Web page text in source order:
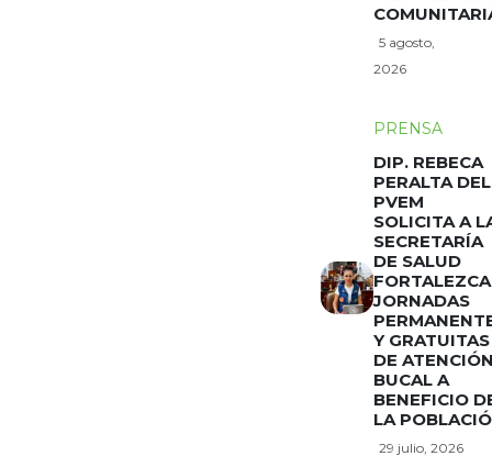
5 agosto,
2026
PRENSA
DIP. REBECA
PERALTA DEL
PVEM
SOLICITA A
SECRETARÍA
DE SALUD
FORTALEZCA
JORNADAS
Y GRATUITAS
DE
BUCAL A
BENEFICIO
LA
29 julio, 2026